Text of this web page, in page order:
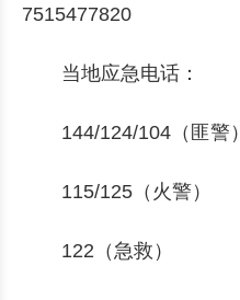
7515477820
当地应急电话：
144/124/104（匪警）
115/125（火警）
122（急救）